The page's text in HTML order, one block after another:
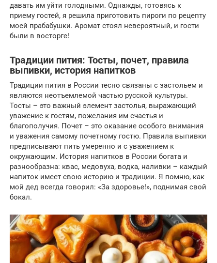
давать им уйти голодными. Однажды, готовясь к
приему гостей, я решила приготовить пироги по рецепту
моей прабабушки. Аромат стоял невероятный, и гости
были в восторге!
Традиции пития: Тосты, почет, правила
выпивки, история напитков
Традиции пития в России тесно связаны с застольем и
являются неотъемлемой частью русской культуры.
Тосты – это важный элемент застолья, выражающий
уважение к гостям, пожелания им счастья и
благополучия. Почет – это оказание особого внимания
и уважения самому почетному гостю. Правила выпивки
предписывают пить умеренно и с уважением к
окружающим. История напитков в России богата и
разнообразна: квас, медовуха, водка, наливки – каждый
напиток имеет свою историю и традиции. Я помню, как
мой дед всегда говорил: «За здоровье!», поднимая свой
бокал.